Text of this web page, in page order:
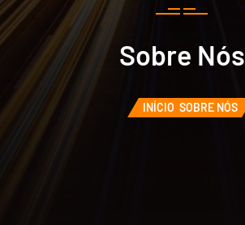
Sobre Nós
INÍCIO SOBRE NÓS